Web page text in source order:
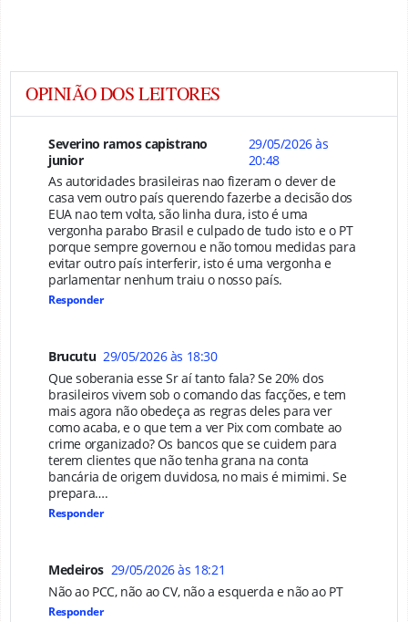
OPINIÃO DOS LEITORES
Severino ramos capistrano
junior
29/05/2026 às
20:48
As autoridades brasileiras nao fizeram o dever de
casa vem outro país querendo fazerbe a decisão dos
EUA nao tem volta, são linha dura, isto é uma
vergonha parabo Brasil e culpado de tudo isto e o PT
porque sempre governou e não tomou medidas para
evitar outro país interferir, isto é uma vergonha e
parlamentar nenhum traiu o nosso país.
Responder
Brucutu 29/05/2026 às 18:30
Que soberania esse Sr aí tanto fala? Se 20% dos
brasileiros vivem sob o comando das facções, e tem
mais agora não obedeça as regras deles para ver
como acaba, e o que tem a ver Pix com combate ao
crime organizado? Os bancos que se cuidem para
terem clientes que não tenha grana na conta
bancária de origem duvidosa, no mais é mimimi. Se
prepara….
Responder
Medeiros 29/05/2026 às 18:21
Não ao PCC, não ao CV, não a esquerda e não ao PT
Responder